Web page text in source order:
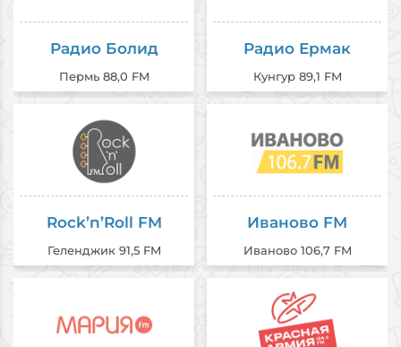
Радио Болид
Пермь 88,0 FM
Радио Ермак
Кунгур 89,1 FM
Rock’n’Roll FM
Геленджик 91,5 FM
Иваново FM
Иваново 106,7 FM